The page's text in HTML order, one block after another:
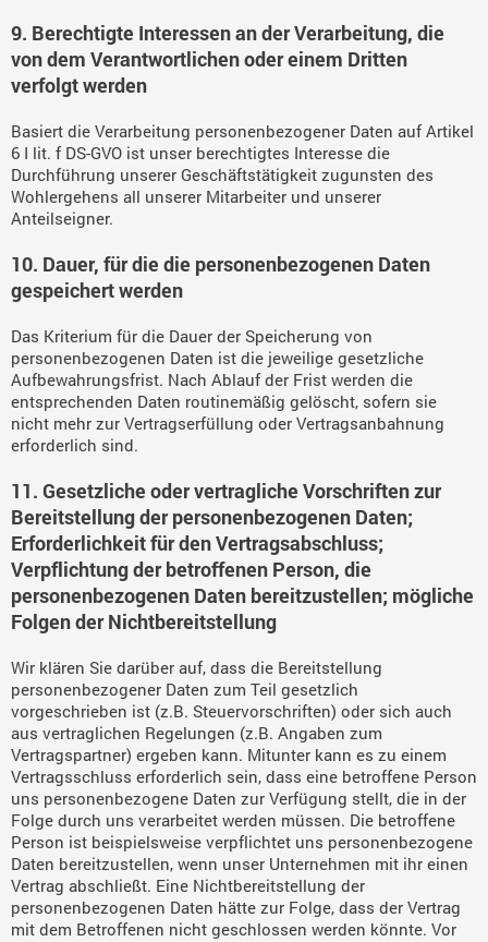
9. Berechtigte Interessen an der Verarbeitung, die
von dem Verantwortlichen oder einem Dritten
verfolgt werden
Basiert die Verarbeitung personenbezogener Daten auf Artikel
6 I lit. f DS-GVO ist unser berechtigtes Interesse die
Durchführung unserer Geschäftstätigkeit zugunsten des
Wohlergehens all unserer Mitarbeiter und unserer
Anteilseigner.
10. Dauer, für die die personenbezogenen Daten
gespeichert werden
Das Kriterium für die Dauer der Speicherung von
personenbezogenen Daten ist die jeweilige gesetzliche
Aufbewahrungsfrist. Nach Ablauf der Frist werden die
entsprechenden Daten routinemäßig gelöscht, sofern sie
nicht mehr zur Vertragserfüllung oder Vertragsanbahnung
erforderlich sind.
11. Gesetzliche oder vertragliche Vorschriften zur
Bereitstellung der personenbezogenen Daten;
Erforderlichkeit für den Vertragsabschluss;
Verpflichtung der betroffenen Person, die
personenbezogenen Daten bereitzustellen; mögliche
Folgen der Nichtbereitstellung
Wir klären Sie darüber auf, dass die Bereitstellung
personenbezogener Daten zum Teil gesetzlich
vorgeschrieben ist (z.B. Steuervorschriften) oder sich auch
aus vertraglichen Regelungen (z.B. Angaben zum
Vertragspartner) ergeben kann. Mitunter kann es zu einem
Vertragsschluss erforderlich sein, dass eine betroffene Person
uns personenbezogene Daten zur Verfügung stellt, die in der
Folge durch uns verarbeitet werden müssen. Die betroffene
Person ist beispielsweise verpflichtet uns personenbezogene
Daten bereitzustellen, wenn unser Unternehmen mit ihr einen
Vertrag abschließt. Eine Nichtbereitstellung der
personenbezogenen Daten hätte zur Folge, dass der Vertrag
mit dem Betroffenen nicht geschlossen werden könnte. Vor